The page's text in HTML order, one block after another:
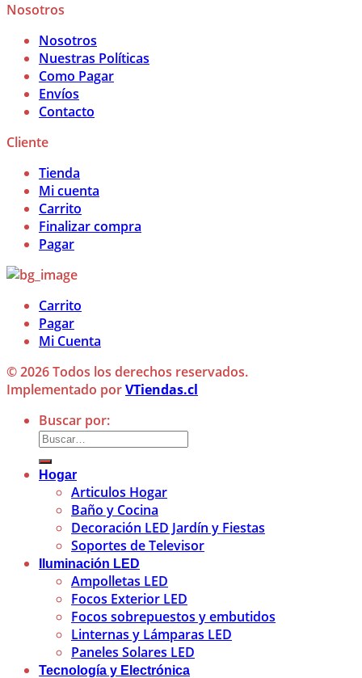
Nosotros
Nosotros
Nuestras Políticas
Como Pagar
Envíos
Contacto
Cliente
Tienda
Mi cuenta
Carrito
Finalizar compra
Pagar
Carrito
Pagar
Mi Cuenta
© 2026 Todos los derechos reservados.
Implementado porVTiendas.cl
Buscar por:
Hogar
Articulos Hogar
Baño y Cocina
Decoración LED Jardín y Fiestas
Soportes de Televisor
Iluminación LED
Ampolletas LED
Focos Exterior LED
Focos sobrepuestos y embutidos
Linternas y Lámparas LED
Paneles Solares LED
Tecnología y Electrónica